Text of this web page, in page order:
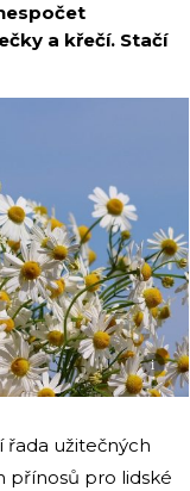
a křečí. Stačí
i
řada užitečných
přínosů pro lidské